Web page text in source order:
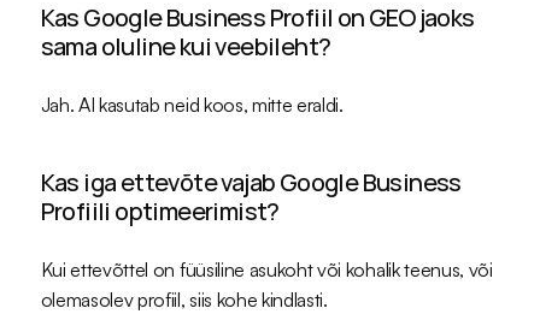
Kas Google Business Profiil on GEO jaoks
sama oluline kui veebileht?
Jah. AI kasutab neid koos, mitte eraldi.
Kas iga ettevõte vajab Google Business
Profiili optimeerimist?
Kui ettevõttel on füüsiline asukoht või kohalik teenus, või
olemasolev profiil, siis kohe kindlasti.